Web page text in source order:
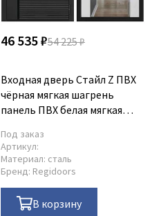
46 535 ₽54 225 ₽
Входная дверь Стайл Z ПВХ
чёрная мягкая шагрень
панель ПВХ белая мягкая
Под заказ
Артикул:
Материал: сталь
Бренд: Regidoors
В корзину